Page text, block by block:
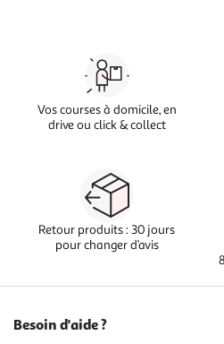
Vos courses à domicile, en
drive ou click & collect
Retour produits : 30 jours
pour changer d’avis
Besoin d'aide ?